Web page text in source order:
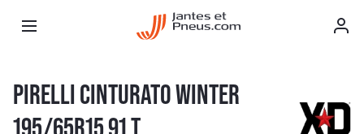
PIRELLI CINTURATO WINTER
195/65R15 91 T